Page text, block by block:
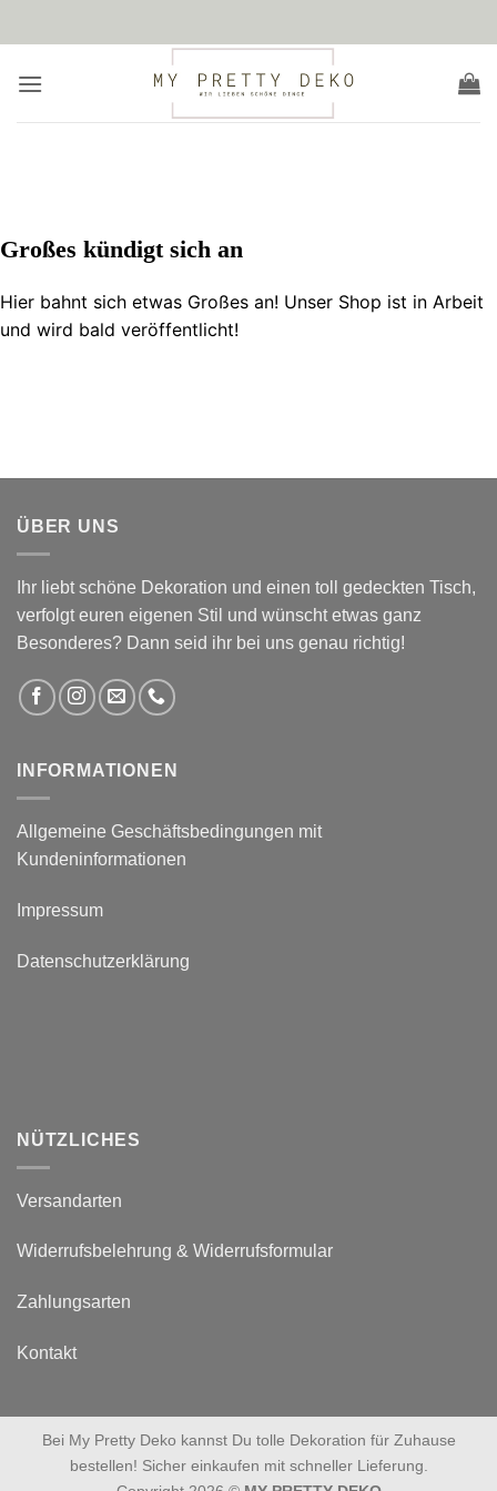
Inhalt
Großes kündigt sich an
Hier bahnt sich etwas Großes an! Unser Shop ist in Arbeit
und wird bald veröffentlicht!
ÜBER UNS
Ihr liebt schöne Dekoration und einen toll gedeckten Tisch,
verfolgt euren eigenen Stil und wünscht etwas ganz
Besonderes? Dann seid ihr bei uns genau richtig!
INFORMATIONEN
Allgemeine Geschäftsbedingungen mit
Kundeninformationen
Impressum
Datenschutzerklärung
NÜTZLICHES
Versandarten
Widerrufsbelehrung & Widerrufsformular
Zahlungsarten
Kontakt
Bei My Pretty Deko kannst Du tolle Dekoration für Zuhause
bestellen! Sicher einkaufen mit schneller Lieferung.